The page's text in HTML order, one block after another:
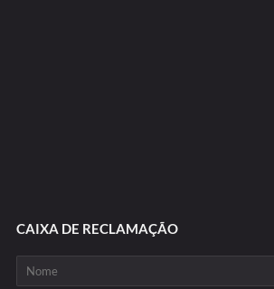
CAIXA DE RECLAMAÇÃO